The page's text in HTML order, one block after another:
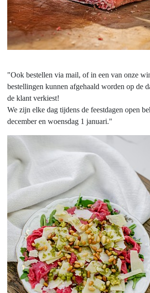
"Ook bestellen via mail, of in een van onze
bestellingen kunnen afgehaald worden op de
de klant verkiest!
We zijn elke dag tijdens de feestdagen open
december en woensdag 1 januari."